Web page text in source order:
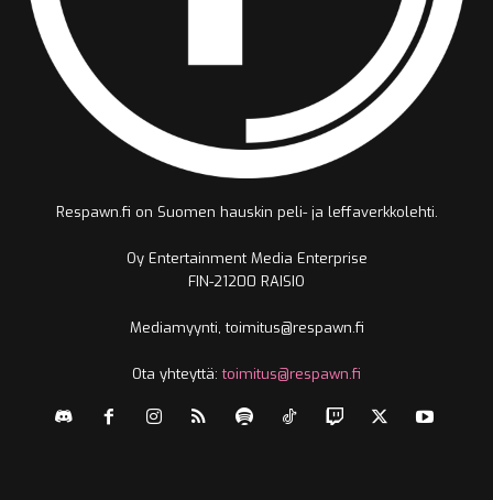
Respawn.fi on Suomen hauskin peli- ja leffaverkkolehti.
Oy Entertainment Media Enterprise
FIN-21200 RAISIO
Mediamyynti, toimitus@respawn.fi
Ota yhteyttä:toimitus@respawn.fi